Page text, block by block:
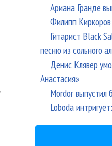
Ариана Гранде
Филипп
Гитарист Black
песню из сольного
Денис Клявер
Анастасия»
Mordor выпустил
Loboda